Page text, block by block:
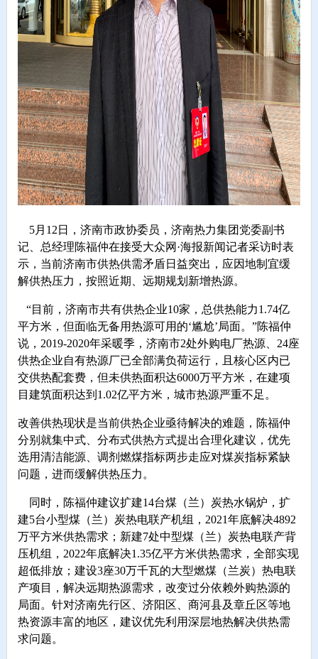
5月12日，济南市政协委员，济南热力集团党委副书
记、总经理陈福仲在接受大众网·海报新闻记者采访时表
示，当前济南市供热供需矛盾日益突出，应因地制宜缓
解供热压力，按照近期、远期规划新增热源。
“目前，济南市共有供热企业10家，总供热能力1.74亿
平方米，但面临无备用热源可用的‘尴尬’局面。”陈福仲
说，2019-2020年采暖季，济南市2处外购电厂热源、24座
供热企业自有热源厂已全部满负荷运行，且核心区内已
交供热配套费，但未供热面积达6000万平方米，在建项
目建筑面积达到1.02亿平方米，城市热源严重不足。
改善供热现状是当前供热企业亟待解决的难题，陈福仲
分别就集中式、分布式供热方式提出合理化建议，优先
选用清洁能源、调剂燃煤指标两步走应对煤炭指标紧缺
问题，进而缓解供热压力。
同时，陈福仲建议扩建14台煤（兰）炭热水锅炉，扩
建5台小型煤（兰）炭热电联产机组，2021年底解决4892
万平方米供热需求；新建7处中型煤（兰）炭热电联产背
压机组，2022年底解决1.35亿平方米供热需求，全部实现
超低排放；建设3座30万千瓦的大型燃煤（兰炭）热电联
产项目，解决远期热源需求，改变过分依赖外购热源的
局面。针对济南先行区、济阳区、商河县及章丘区等地
热资源丰富的地区，建议优先利用深层地热解决供热需
求问题。